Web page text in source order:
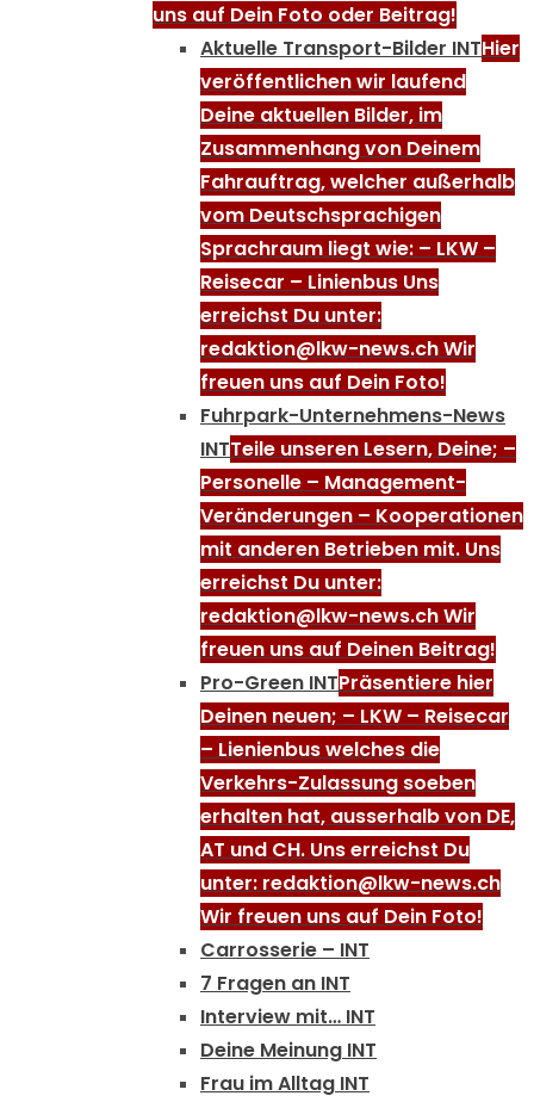
uns auf Dein Foto oder Beitrag!
Aktuelle Transport-Bilder INTHier
veröffentlichen wir laufend
Deine aktuellen Bilder, im
Zusammenhang von Deinem
Fahrauftrag, welcher außerhalb
vom Deutschsprachigen
Sprachraum liegt wie: – LKW –
Reisecar – Linienbus Uns
erreichst Du unter:
redaktion@lkw-news.ch Wir
freuen uns auf Dein Foto!
Fuhrpark-Unternehmens-News
INTTeile unseren Lesern, Deine; –
Personelle – Management-
Veränderungen – Kooperationen
mit anderen Betrieben mit. Uns
erreichst Du unter:
redaktion@lkw-news.ch Wir
freuen uns auf Deinen Beitrag!
Pro-Green INTPräsentiere hier
Deinen neuen; – LKW – Reisecar
– Lienienbus welches die
Verkehrs-Zulassung soeben
erhalten hat, ausserhalb von DE,
AT und CH. Uns erreichst Du
unter: redaktion@lkw-news.ch
Wir freuen uns auf Dein Foto!
Carrosserie – INT
7 Fragen an INT
Interview mit… INT
Deine Meinung INT
Frau im Alltag INT